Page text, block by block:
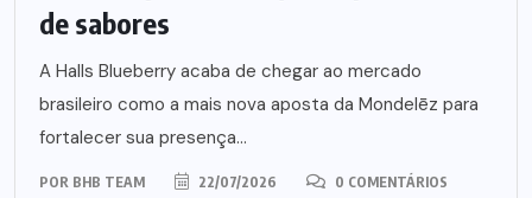
de sabores
A Halls Blueberry acaba de chegar ao mercado
brasileiro como a mais nova aposta da Mondelēz para
fortalecer sua presença...
POR BHB TEAM 22/07/2026 0 COMENTÁRIOS